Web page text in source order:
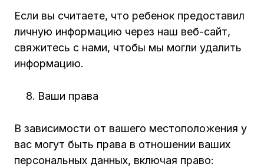
Если вы считаете, что ребенок предоставил
личную информацию через наш веб-сайт,
свяжитесь с нами, чтобы мы могли удалить
информацию.
Ваши права
В зависимости от вашего местоположения у
вас могут быть права в отношении ваших
персональных данных, включая право: